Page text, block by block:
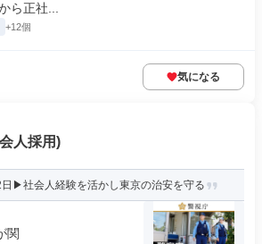
ら正社...
+12個
気になる
人採用)
▶社会人経験を活かし東京の治安を守る
関